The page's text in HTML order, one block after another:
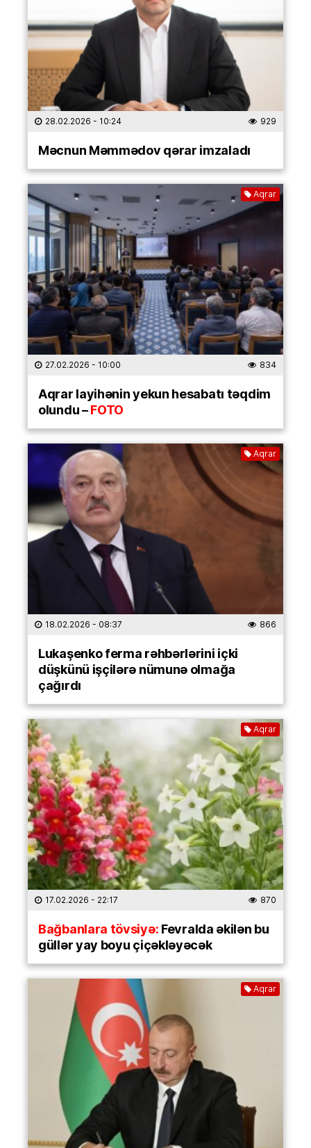
28.02.2026 - 10:24 929
Məcnun Məmmədov qərar imzaladı
Aqrar
27.02.2026 - 10:00 834
Aqrar layihənin yekun hesabatı təqdim
olundu –FOTO
Aqrar
18.02.2026 - 08:37 866
Lukaşenko ferma rəhbərlərini içki
düşkünü işçilərə nümunə olmağa
çağırdı
Aqrar
17.02.2026 - 22:17 870
Bağbanlara tövsiyə:Fevralda əkilən bu
güllər yay boyu çiçəkləyəcək
Aqrar